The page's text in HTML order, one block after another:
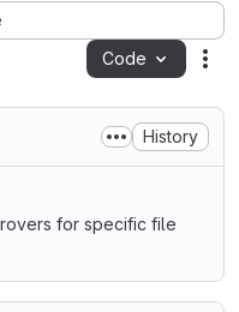
Code
History
for specific file